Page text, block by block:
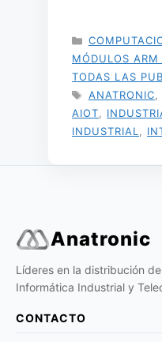
CATEGORÍAS
MÓDULOS
TODAS LAS
ETIQUETAS
ANATRONIC
AIOT
INDUSTRIAL
Anatronic
Líderes en la distribución
Informática Industrial y
CONTACTO